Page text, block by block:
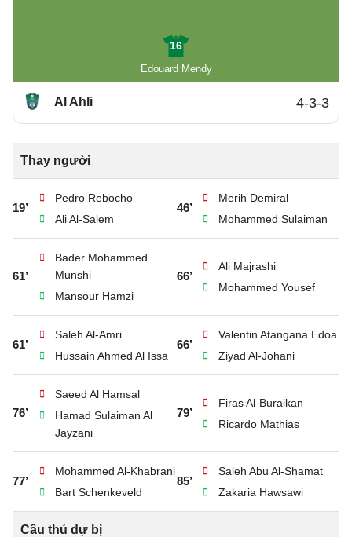
16
Edouard Mendy
Al Ahli 4-3-3
Thay người
19’
Pedro Rebocho
Ali Al-Salem
46’
Merih Demiral
Mohammed Sulaiman
61’
Bader Mohammed
Munshi
Mansour Hamzi
66’
Ali Majrashi
Mohammed Yousef
61’
Saleh Al-Amri
Hussain Ahmed Al Issa
66’
Valentin Atangana Edoa
Ziyad Al-Johani
76’
Saeed Al Hamsal
Hamad Sulaiman Al
Jayzani
79’
Firas Al-Buraikan
Ricardo Mathias
77’
Mohammed Al-Khabrani
Bart Schenkeveld
85’
Saleh Abu Al-Shamat
Zakaria Hawsawi
Cầu thủ dự bị